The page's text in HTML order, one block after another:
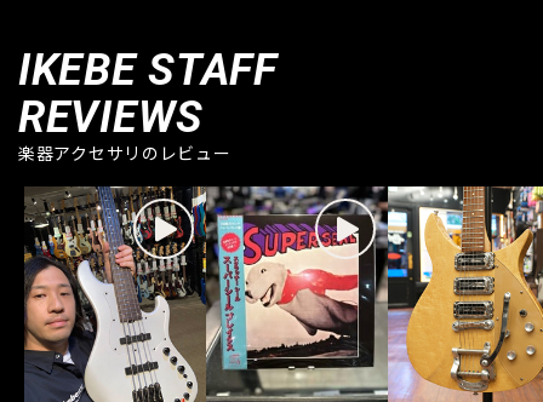
IKEBE STAFF
REVIEWS
楽器アクセサリのレビュー